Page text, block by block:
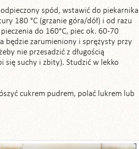
spód, wstawić do piekarnika
180 °C (grzanie góra/dół) i od razu
do 160°C, piec ok. 60-70
będzie zarumieniony i sprężysty przy
nie przesadzić z długością
się suchy i zbity). Studzić w lekko
cukrem pudrem, polać lukrem lub